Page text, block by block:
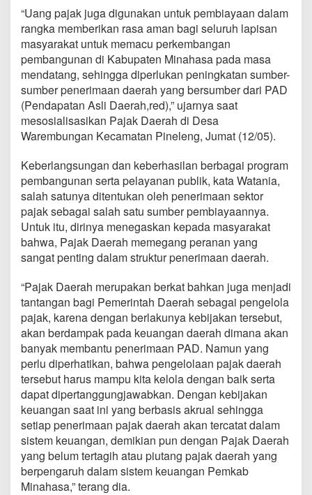
n
a
n
D
a
e
r
a
h
“Uang pajak juga digunakan untuk pembiayaan dalam
rangka memberikan rasa aman bagi seluruh lapisan
masyarakat untuk memacu perkembangan
pembangunan di Kabupaten Minahasa pada masa
mendatang, sehingga diperlukan peningkatan sumber-
sumber penerimaan daerah yang bersumber dari PAD
(Pendapatan Asli Daerah,red),” ujarnya saat
mesosialisasikan Pajak Daerah di Desa
Warembungan Kecamatan Pineleng, Jumat (12/05).
Keberlangsungan dan keberhasilan berbagai program
pembangunan serta pelayanan publik, kata Watania,
salah satunya ditentukan oleh penerimaan sektor
pajak sebagai salah satu sumber pembiayaannya.
Untuk itu, dirinya menegaskan kepada masyarakat
bahwa, Pajak Daerah memegang peranan yang
sangat penting dalam struktur penerimaan daerah.
“Pajak Daerah merupakan berkat bahkan juga menjadi
tantangan bagi Pemerintah Daerah sebagai pengelola
pajak, karena dengan berlakunya kebijakan tersebut,
akan berdampak pada keuangan daerah dimana akan
banyak membantu penerimaan PAD. Namun yang
perlu diperhatikan, bahwa pengelolaan pajak daerah
tersebut harus mampu kita kelola dengan baik serta
dapat dipertanggungjawabkan. Dengan kebijakan
keuangan saat ini yang berbasis akrual sehingga
setiap penerimaan pajak daerah akan tercatat dalam
sistem keuangan, demikian pun dengan Pajak Daerah
yang belum tertagih atau piutang pajak daerah yang
berpengaruh dalam sistem keuangan Pemkab
Minahasa,” terang dia.